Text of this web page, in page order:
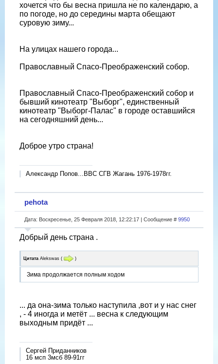
хочется что бы весна пришла не по календарю, а
по погоде, но до середины марта обещают
суровую зиму...
На улицах нашего города...
Православный Спасо-Преображенский собор.
Православный Спасо-Преображенский собор и
бывший кинотеатр "Выборг", единственный
кинотеатр "Выборг-Палас" в городе оставшийся
на сегодняшний день...
Доброе утро страна!
Александр Попов...ВВС СГВ Жагань 1976-1978гг.
pehota
Дата: Воскресенье, 25 Февраля 2018, 12:22:17 | Сообщение # 9950
Добрый день страна .
Цитата Alekswas ( )
Зима продолжается полным ходом
... да она-зима только наступила ,вот и у нас снег
, - 4 иногда и метёт ... весна к следующим
выходным придёт ...
Сергей Приданников
16 мсп 3мсб 89-91гг